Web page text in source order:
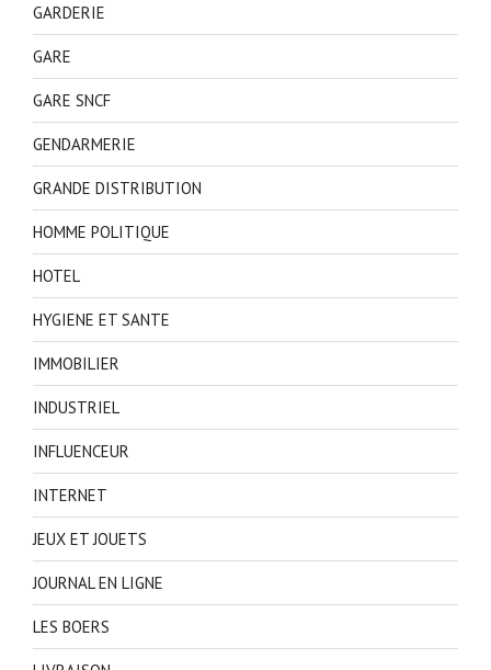
GARDERIE
GARE
GARE SNCF
GENDARMERIE
GRANDE DISTRIBUTION
HOMME POLITIQUE
HOTEL
HYGIENE ET SANTE
IMMOBILIER
INDUSTRIEL
INFLUENCEUR
INTERNET
JEUX ET JOUETS
JOURNAL EN LIGNE
LES BOERS